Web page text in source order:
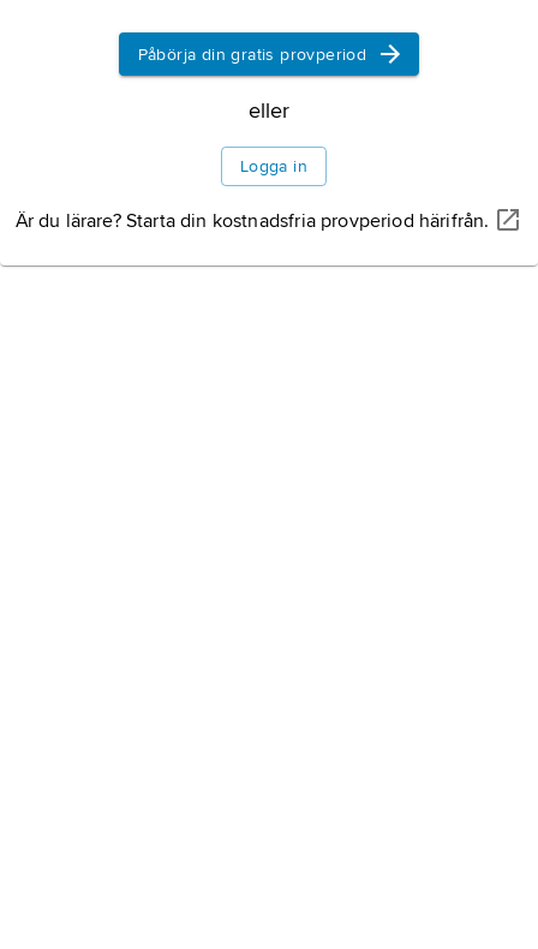
Påbörja din gratis provperiod
eller
Logga in
Är du lärare? Starta din kostnadsfria provperiod härifrån.